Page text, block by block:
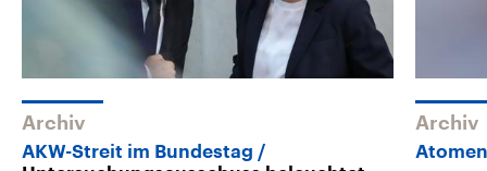
Archiv
AKW-Streit im Bundestag
Archiv